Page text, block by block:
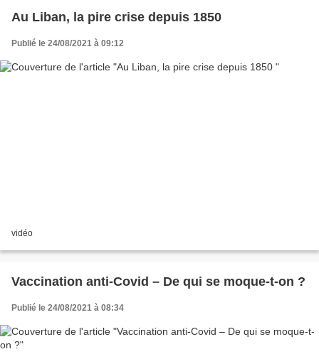
Au Liban, la pire crise depuis 1850
Publié le 24/08/2021 à 09:12
vidéo
Vaccination anti-Covid – De qui se moque-t-on ?
Publié le 24/08/2021 à 08:34